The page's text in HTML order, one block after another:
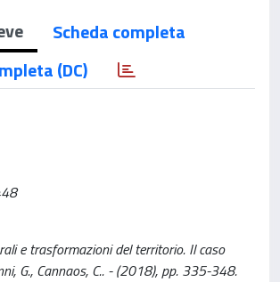
Scheda completa
(DC)
e trasformazioni del territorio. Il caso
G., Cannaos, C.. - (2018), pp. 335-348.